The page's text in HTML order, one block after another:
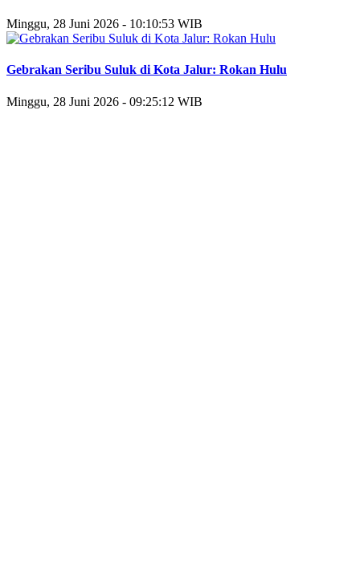
Minggu, 28 Juni 2026 - 10:10:53 WIB
Gebrakan Seribu Suluk di Kota Jalur: Rokan Hulu
Minggu, 28 Juni 2026 - 09:25:12 WIB